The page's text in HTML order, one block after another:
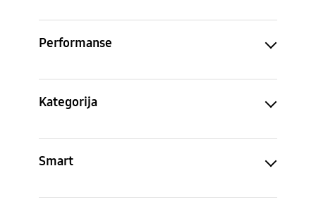
Performanse
Kategorija
Smart